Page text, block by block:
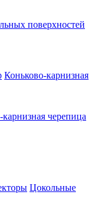
поверхностей
Коньково-карнизная
черепица
Цокольные